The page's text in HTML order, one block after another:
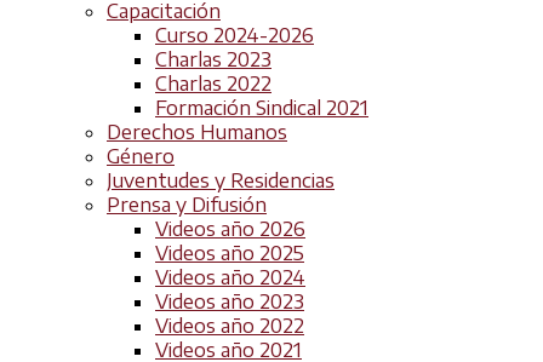
Capacitación
Curso 2024-2026
Charlas 2023
Charlas 2022
Formación Sindical 2021
Derechos Humanos
Género
Juventudes y Residencias
Prensa y Difusión
Videos año 2026
Videos año 2025
Videos año 2024
Videos año 2023
Videos año 2022
Videos año 2021